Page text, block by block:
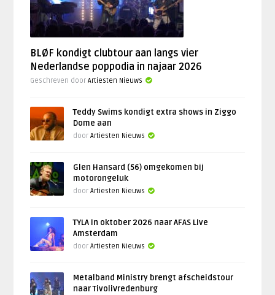
BLØF kondigt clubtour aan langs vier
Nederlandse poppodia in najaar 2026
Geschreven doorArtiesten Nieuws
Teddy Swims kondigt extra shows in Ziggo
Dome aan
doorArtiesten Nieuws
Glen Hansard (56) omgekomen bij
motorongeluk
doorArtiesten Nieuws
TYLA in oktober 2026 naar AFAS Live
Amsterdam
doorArtiesten Nieuws
Metalband Ministry brengt afscheidstour
naar TivoliVredenburg